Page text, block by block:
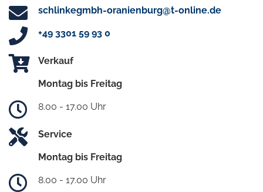
schlinkegmbh-oranienburg@t-online.de
+49 3301 59 93 0
Verkauf
Montag bis Freitag
8.00 - 17.00 Uhr
Service
Montag bis Freitag
8.00 - 17.00 Uhr